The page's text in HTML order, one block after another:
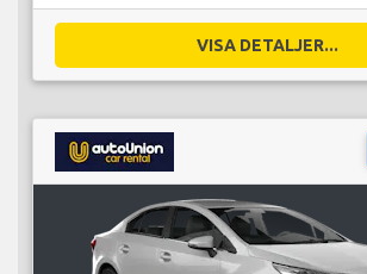
VISA DETALJER...